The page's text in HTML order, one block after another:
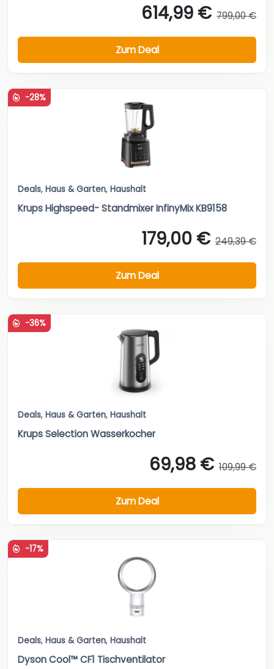
614,99 € 799,00 €
Zum Deal
-28%
Deals, Haus & Garten, Haushalt
Krups Highspeed- Standmixer InfinyMix KB9158
179,00 € 249,39 €
Zum Deal
-36%
Deals, Haus & Garten, Haushalt
Krups Selection Wasserkocher
69,98 € 109,99 €
Zum Deal
-17%
Deals, Haus & Garten, Haushalt
Dyson Cool™ CF1 Tischventilator